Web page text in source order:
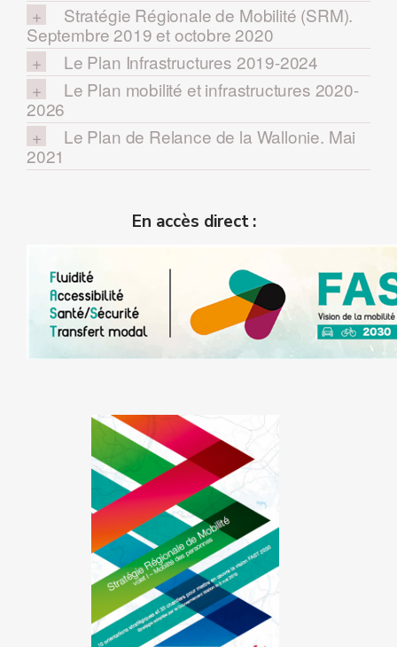
Stratégie Régionale de Mobilité (SRM).
Septembre 2019 et octobre 2020
Le Plan Infrastructures 2019-2024
Le Plan mobilité et infrastructures 2020-
2026
Le Plan de Relance de la Wallonie. Mai
2021
En accès direct :